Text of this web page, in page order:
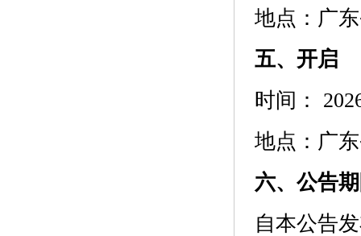
地点： 广
五、开启
时间：
地点： 广
六、公告
自本公告